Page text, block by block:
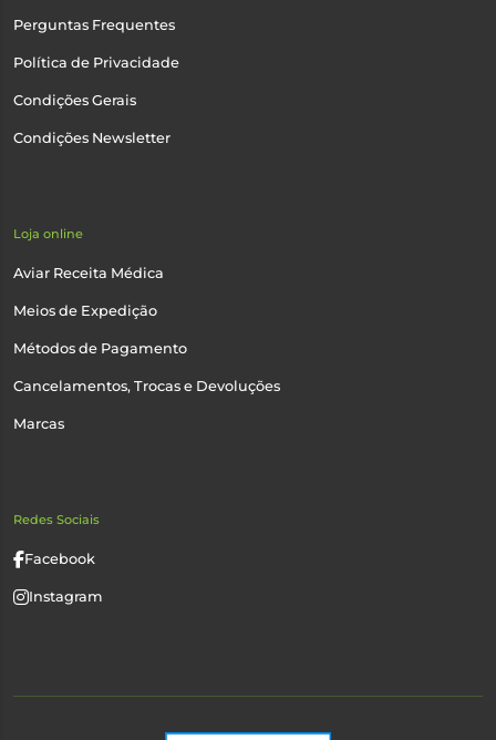
Perguntas Frequentes
Política de Privacidade
Condições Gerais
Condições Newsletter
Loja online
Aviar Receita Médica
Meios de Expedição
Métodos de Pagamento
Cancelamentos, Trocas e Devoluções
Marcas
Redes Sociais
Facebook
Instagram